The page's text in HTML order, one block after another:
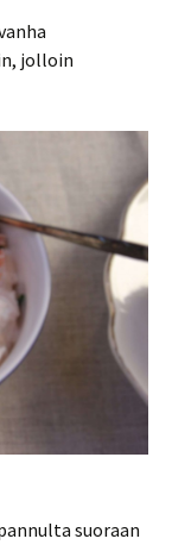
jolloin
suoraan